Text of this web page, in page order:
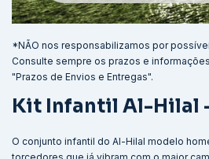
*NÃO nos responsabilizamos por
Consulte sempre os prazos e
"Prazos de Envios e Entregas".
Kit Infantil Al-Hilal
O conjunto infantil do Al-Hilal modelo